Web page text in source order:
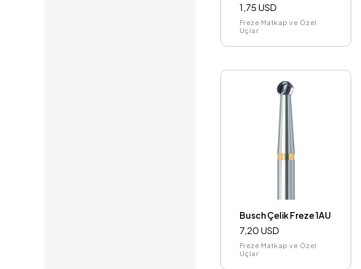
1,75 USD
Freze Matkap ve Özel
Uçlar
Busch Çelik Freze 1AU
7,20 USD
Freze Matkap ve Özel
Uçlar